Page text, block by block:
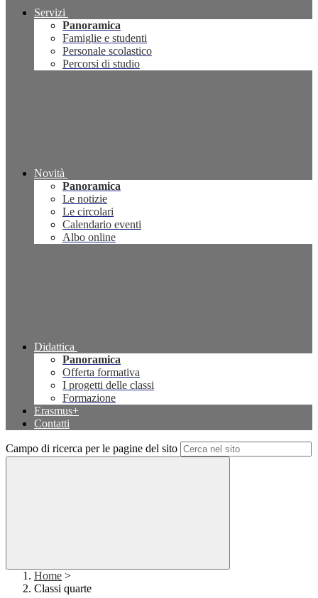
Servizi
Panoramica
Famiglie e studenti
Personale scolastico
Percorsi di studio
Novità
Panoramica
Le notizie
Le circolari
Calendario eventi
Albo online
Didattica
Panoramica
Offerta formativa
I progetti delle classi
Formazione
Erasmus+
Contatti
Campo di ricerca per le pagine del sito
Home >
Classi quarte